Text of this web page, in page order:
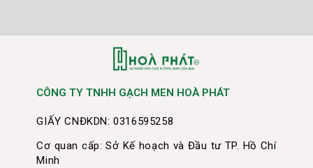
CÔNG TY TNHH GẠCH MEN HOÀ PHÁT
GIẤY CNĐKDN: 0316595258
Cơ quan cấp: Sở Kế hoạch và Đầu tư TP. Hồ Chí
Minh